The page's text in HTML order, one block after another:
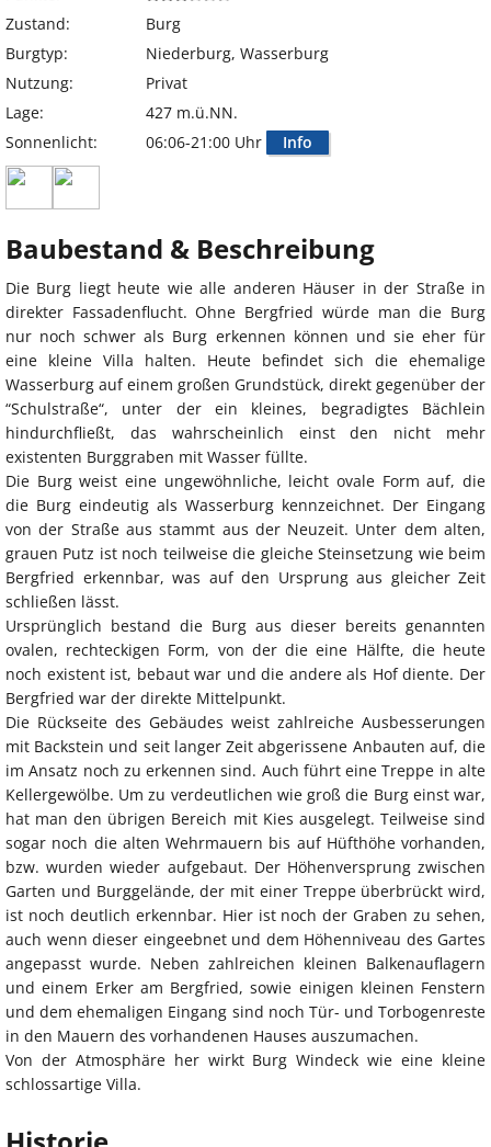
Zustand:
Burg
Burgtyp:
Niederburg, Wasserburg
Nutzung:
Privat
Lage:
427 m.ü.NN.
Sonnenlicht:
06:06-21:00 Uhr Info
Baubestand & Beschreibung
Die Burg liegt heute wie alle anderen Häuser in der Straße in
direkter Fassadenflucht. Ohne Bergfried würde man die Burg
nur noch schwer als Burg erkennen können und sie eher für
eine kleine Villa halten. Heute befindet sich die ehemalige
Wasserburg auf einem großen Grundstück, direkt gegenüber der
“Schulstraße“, unter der ein kleines, begradigtes Bächlein
hindurchfließt, das wahrscheinlich einst den nicht mehr
existenten Burggraben mit Wasser füllte.
Die Burg weist eine ungewöhnliche, leicht ovale Form auf, die
die Burg eindeutig als Wasserburg kennzeichnet. Der Eingang
von der Straße aus stammt aus der Neuzeit. Unter dem alten,
grauen Putz ist noch teilweise die gleiche Steinsetzung wie beim
Bergfried erkennbar, was auf den Ursprung aus gleicher Zeit
schließen lässt.
Ursprünglich bestand die Burg aus dieser bereits genannten
ovalen, rechteckigen Form, von der die eine Hälfte, die heute
noch existent ist, bebaut war und die andere als Hof diente. Der
Bergfried war der direkte Mittelpunkt.
Die Rückseite des Gebäudes weist zahlreiche Ausbesserungen
mit Backstein und seit langer Zeit abgerissene Anbauten auf, die
im Ansatz noch zu erkennen sind. Auch führt eine Treppe in alte
Kellergewölbe. Um zu verdeutlichen wie groß die Burg einst war,
hat man den übrigen Bereich mit Kies ausgelegt. Teilweise sind
sogar noch die alten Wehrmauern bis auf Hüfthöhe vorhanden,
bzw. wurden wieder aufgebaut. Der Höhenversprung zwischen
Garten und Burggelände, der mit einer Treppe überbrückt wird,
ist noch deutlich erkennbar. Hier ist noch der Graben zu sehen,
auch wenn dieser eingeebnet und dem Höhenniveau des Gartes
angepasst wurde. Neben zahlreichen kleinen Balkenauflagern
und einem Erker am Bergfried, sowie einigen kleinen Fenstern
und dem ehemaligen Eingang sind noch Tür- und Torbogenreste
in den Mauern des vorhandenen Hauses auszumachen.
Von der Atmosphäre her wirkt Burg Windeck wie eine kleine
schlossartige Villa.